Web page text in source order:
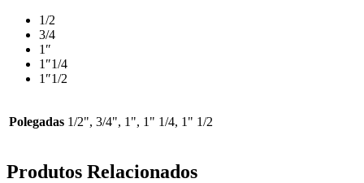
1/2
3/4
1″
1″1/4
1″1/2
Polegadas 1/2", 3/4", 1", 1" 1/4, 1" 1/2
Produtos Relacionados